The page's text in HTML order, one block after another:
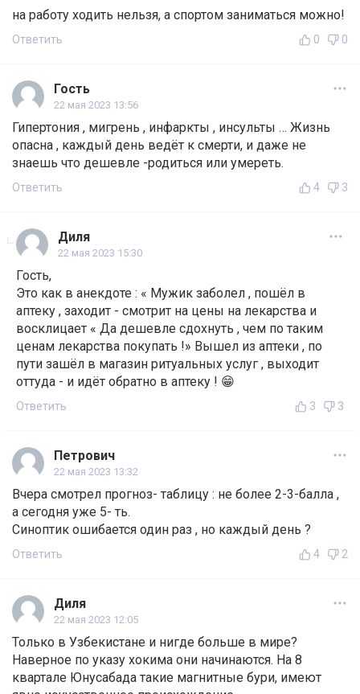
на работу ходить нельзя, а спортом заниматься можно!
Ответить 0 0
Гость
22 мая 2023 13:56
Гипертония , мигрень , инфаркты , инсульты … Жизнь
опасна , каждый день ведёт к смерти, и даже не
знаешь что дешевле -родиться или умереть.
Ответить 4 3
Диля
22 мая 2023 15:30
Гость,
Это как в анекдоте : « Мужик заболел , пошёл в
аптеку , заходит - смотрит на цены на лекарства и
восклицает « Да дешевле сдохнуть , чем по таким
ценам лекарства покупать !» Вышел из аптеки , по
пути зашёл в магазин ритуальных услуг , выходит
оттуда - и идёт обратно в аптеку ! 😁
Ответить 3 3
Петрович
22 мая 2023 13:32
Вчера смотрел прогноз- таблицу : не более 2-3-балла ,
а сегодня уже 5- ть.
Синоптик ошибается один раз , но каждый день ?
Ответить 4 2
Диля
22 мая 2023 12:05
Только в Узбекистане и нигде больше в мире?
Наверное по указу хокима они начинаются. На 8
квартале Юнусабада такие магнитные бури, имеют